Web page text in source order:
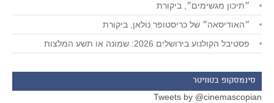
״תיכון מגשימים״, ביקורת
״האודיסאה״ של כריסטופר נולאן, ביקורת
פסטיבל הקולנוע בירושלים 2026: שמונה או תשע המלצות
סינמסקופ בטוויטר
Tweets by @cinemascopian